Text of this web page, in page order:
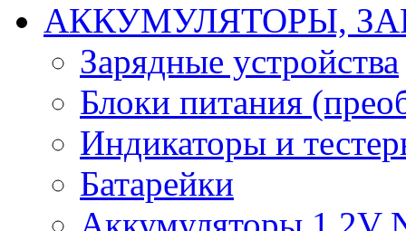
АККУМУЛЯТОРЫ,
Зарядные устройства
Блоки питания
Индикаторы и
Батарейки